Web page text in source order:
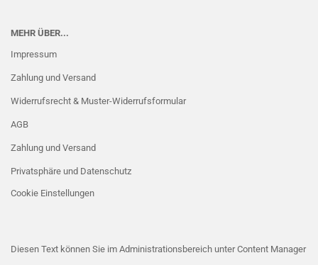
MEHR ÜBER...
Impressum
Zahlung und Versand
Widerrufsrecht & Muster-Widerrufsformular
AGB
Zahlung und Versand
Privatsphäre und Datenschutz
Cookie Einstellungen
Diesen Text können Sie im Administrationsbereich unter Content Manager